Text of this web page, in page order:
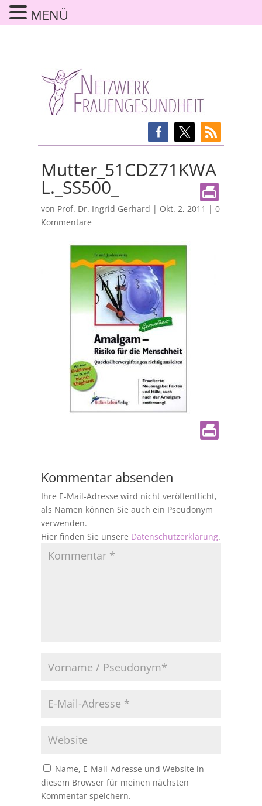
Mutter_51CDZ71KWA
L._SS500_
von Prof. Dr. Ingrid Gerhard | Okt. 2, 2011 | 0
Kommentare
Kommentar absenden
Ihre E-Mail-Adresse wird nicht veröffentlicht,
als Namen können Sie auch ein Pseudonym
verwenden.
Hier finden Sie unsere Datenschutzerklärung.
Name, E-Mail-Adresse und Website in
diesem Browser für meinen nächsten
Kommentar speichern.
MENÜ